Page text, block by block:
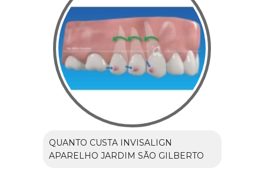
QUANTO CUSTA INVISALIGN
APARELHO JARDIM SÃO GILBERTO